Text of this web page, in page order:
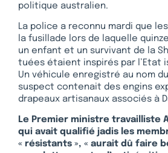
politique australien.
La police a reconnu mardi que
la fusillade lors de laquelle
un enfant et un survivant de la
tuées étaient inspirés par l’Etat
Un véhicule enregistré au nom
suspect contenait des engins
drapeaux artisanaux associés à
Le Premier ministre travailliste
qui avait qualifié jadis les
« résistants », « aurait dû faire